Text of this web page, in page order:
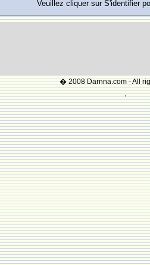
Veuillez cliquer sur S'identifier
� 2008 Darnna.com - All
'